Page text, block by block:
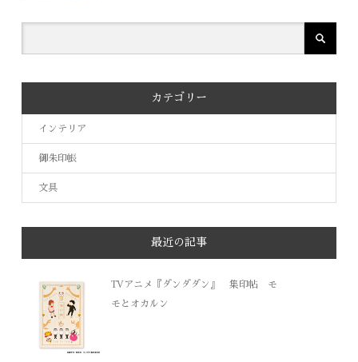
カテゴリー
インテリア
御朱印帳
文具
最近の記事
TVアニメ『ダンダダン』 集印帖 モ
モとオカルン